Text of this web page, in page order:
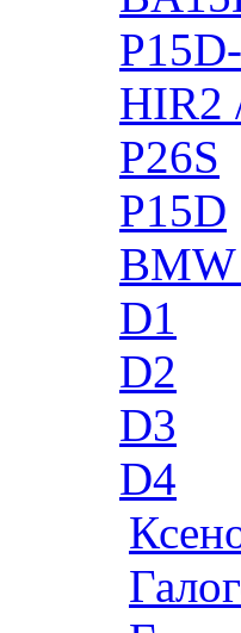
HIR2
P26S
P15D
BMW
D1
D2
D3
D4